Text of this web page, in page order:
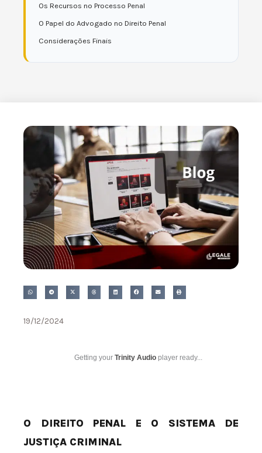
Os Recursos no Processo Penal
O Papel do Advogado no Direito Penal
Considerações Finais
19/12/2024
Getting your Trinity Audio player ready...
O DIREITO PENAL E O SISTEMA DE
JUSTIÇA CRIMINAL